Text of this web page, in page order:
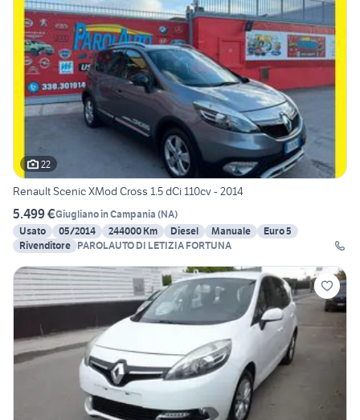
22
Renault Scenic XMod Cross 1.5 dCi 110cv - 2014
5.499 €Giugliano in Campania (NA)
Usato
05/2014 244000 Km Diesel Manuale
Euro 5
Rivenditore PAROLAUTO DI LETIZIA FORTUNA